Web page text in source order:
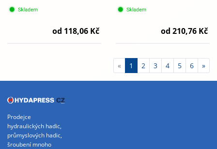
od 118,06 Kč od 210,76 Kč
« 1 2 3 4 5 6 »
Prodejce
hydraulických hadic,
průmyslových hadic,
šroubení mnoho